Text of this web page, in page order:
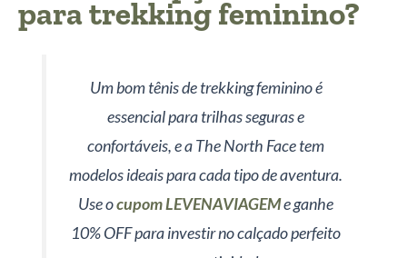
para trekking feminino?
Um bom tênis de trekking feminino é
essencial para trilhas seguras e
confortáveis, e a The North Face tem
modelos ideais para cada tipo de aventura.
Use ocupom LEVENAVIAGEMe ganhe
10% OFF para investir no calçado perfeito